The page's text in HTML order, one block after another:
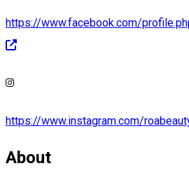
https://www.facebook.com/
https://www.instagram.com/
About